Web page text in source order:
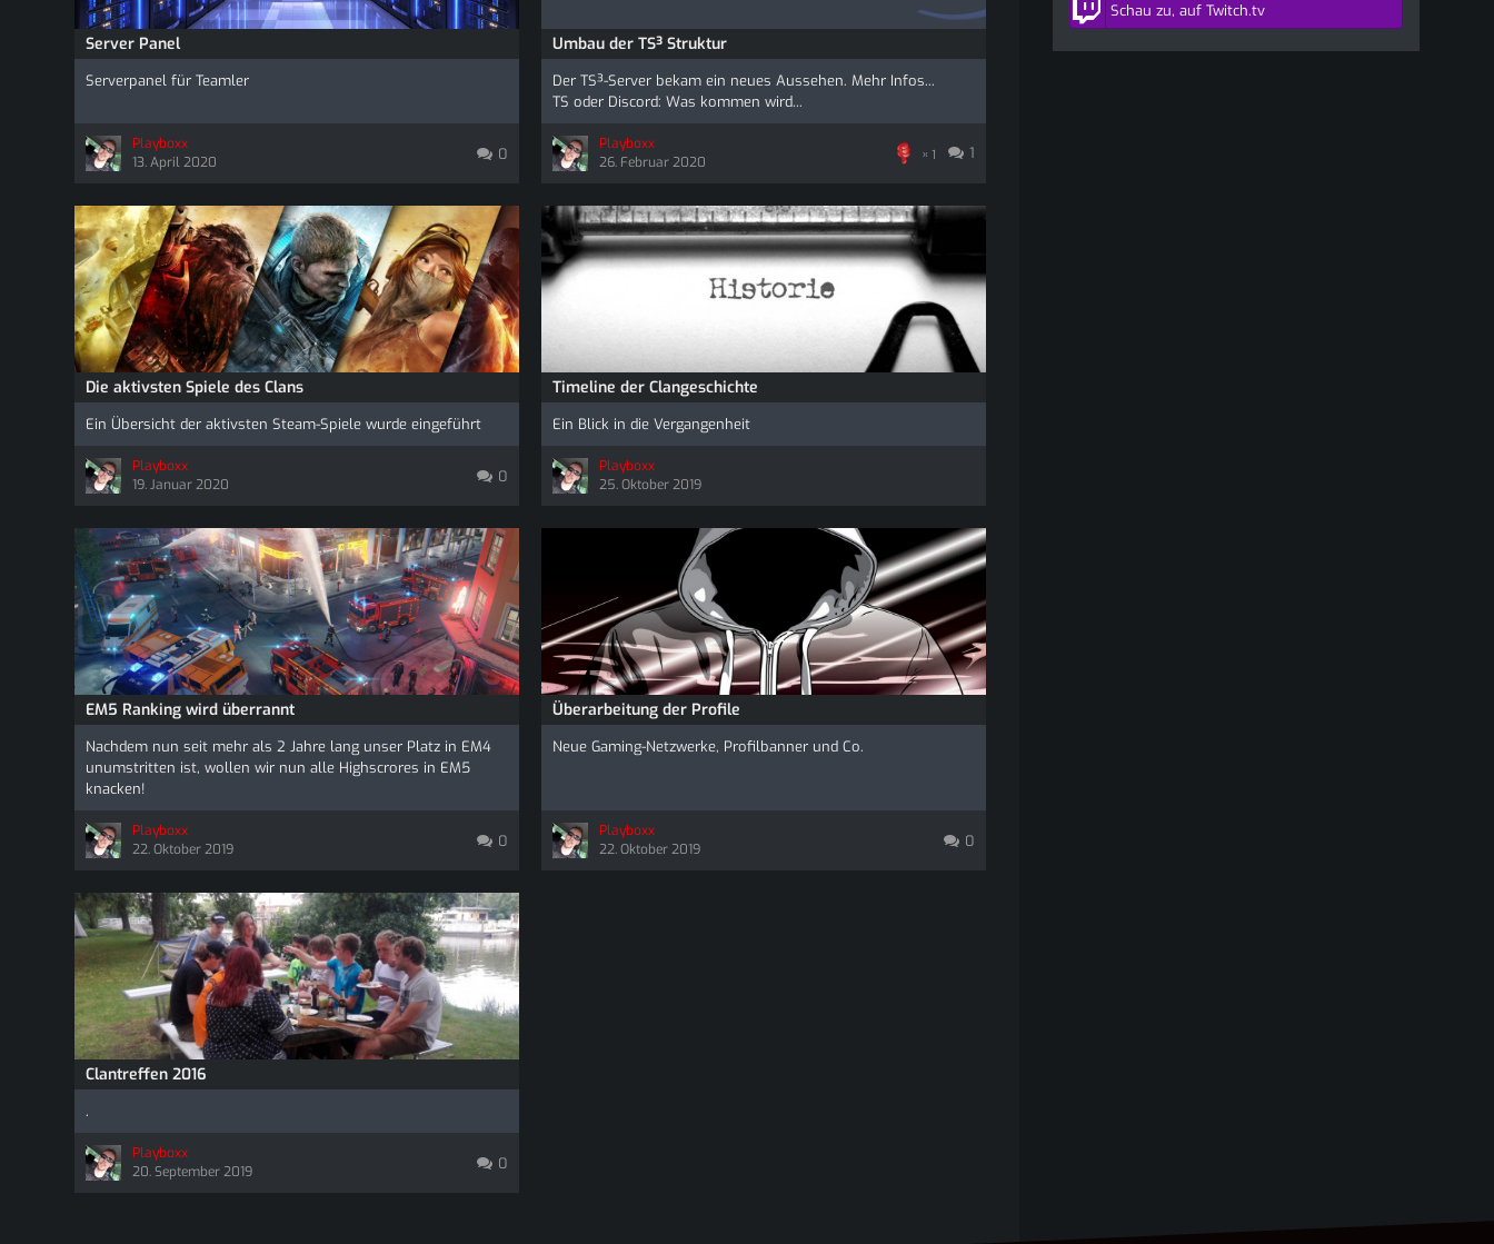
Server Panel
Serverpanel für Teamler
Playboxx
13. April 2020
0
Umbau der TS³ Struktur
Der TS³-Server bekam ein neues Aussehen. Mehr Infos...
TS oder Discord: Was kommen wird...
Playboxx
26. Februar 2020
1 1
Die aktivsten Spiele des Clans
Ein Übersicht der aktivsten Steam-Spiele wurde eingeführt
Playboxx
19. Januar 2020
0
Timeline der Clangeschichte
Ein Blick in die Vergangenheit
Playboxx
25. Oktober 2019
EM5 Ranking wird überrannt
Nachdem nun seit mehr als 2 Jahre lang unser Platz in EM4
unumstritten ist, wollen wir nun alle Highscrores in EM5
knacken!
Playboxx
22. Oktober 2019
0
Überarbeitung der Profile
Neue Gaming-Netzwerke, Profilbanner und Co.
Playboxx
22. Oktober 2019
0
Clantreffen 2016
.
Playboxx
20. September 2019
0
Schau zu, auf Twitch.tv